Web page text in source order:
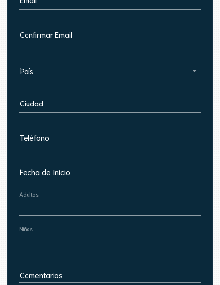
Confirmar Email
País
Ciudad
Teléfono
Fecha de Inicio
Adultos
Niños
Comentarios